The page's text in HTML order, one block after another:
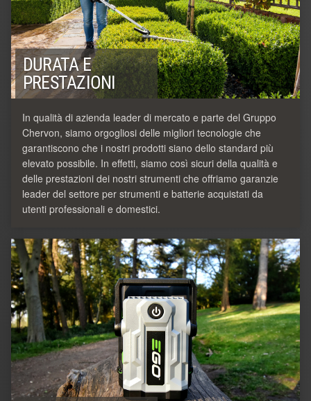
DURATA E
PRESTAZIONI
In qualità di azienda leader di mercato e parte del Gruppo
Chervon, siamo orgogliosi delle migliori tecnologie che
garantiscono che i nostri prodotti siano dello standard più
elevato possibile. In effetti, siamo così sicuri della qualità e
delle prestazioni dei nostri strumenti che offriamo garanzie
leader del settore per strumenti e batterie acquistati da
utenti professionali e domestici.